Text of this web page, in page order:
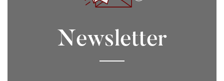
Newsletter